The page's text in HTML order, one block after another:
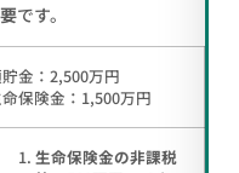
です。
金：2,500万円
保険金：1,500万円
生命保険金の非課税